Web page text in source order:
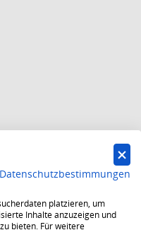
Award stehen seit mehr als 5,
sicheres und angenehmes
Datenschutzbestimmungen
platzieren, um
Inhalte anzuzeigen und
bieten. Für weitere